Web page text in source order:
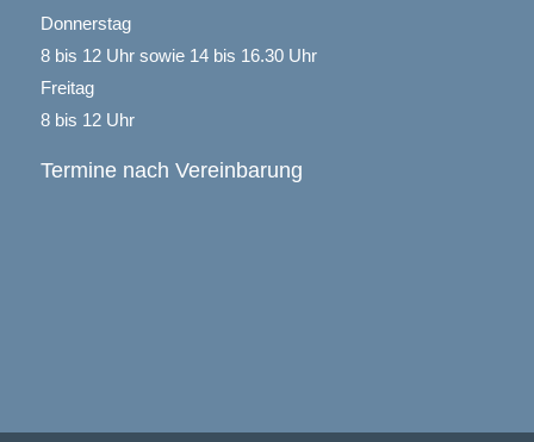
Donnerstag
8 bis 12 Uhr sowie 14 bis 16.30 Uhr
Freitag
8 bis 12 Uhr
Termine nach Vereinbarung